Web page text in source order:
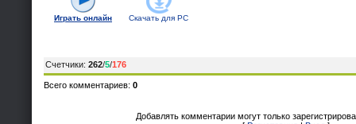
Играть онлайн Скачать для PC
Счетчики: 262/5/176
Всего комментариев: 0
Добавлять комментарии могут только